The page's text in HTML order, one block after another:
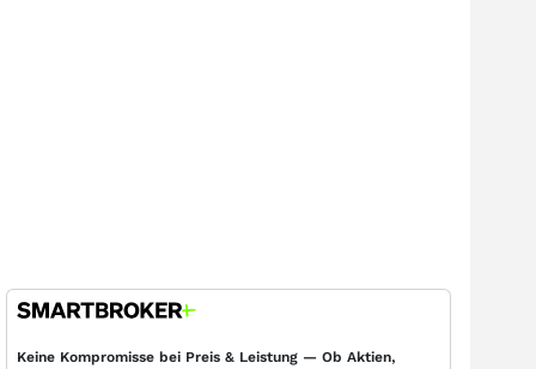
Keine Kompromisse bei Preis & Leistung — Ob Aktien,